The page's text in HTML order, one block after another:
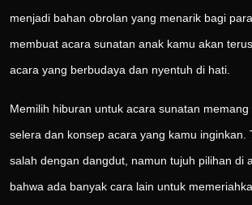
menjadi bahan obrolan yang menarik bagi
membuat acara sunatan anak kamu akan
acara yang berbudaya dan nyentuh di hati.
Memilih hiburan untuk acara sunatan
selera dan konsep acara yang kamu inginkan.
salah dengan dangdut, namun tujuh pilihan di
bahwa ada banyak cara lain untuk